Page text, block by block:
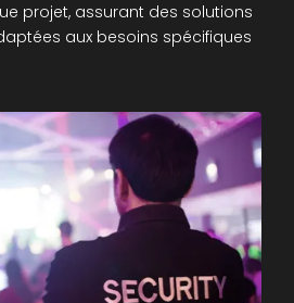
projet, assurant des solutions
aux besoins spécifiques